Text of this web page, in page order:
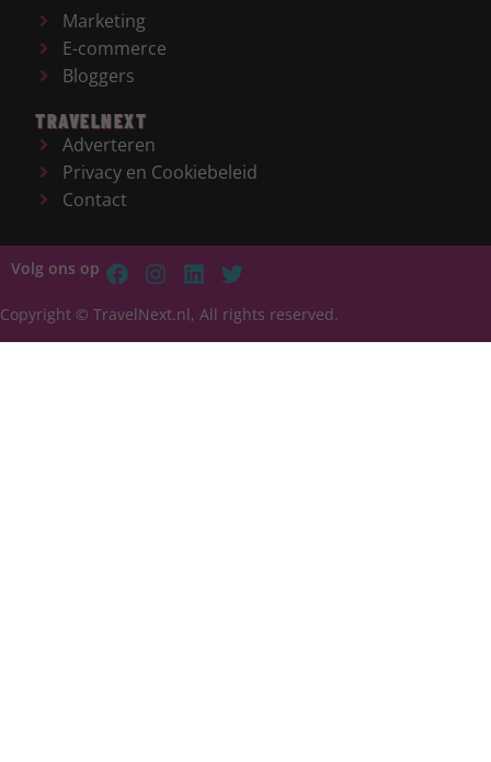
Marketing
E-commerce
Bloggers
TRAVELNEXT
Adverteren
Privacy en Cookiebeleid
Contact
Volg ons op
Copyright © TravelNext.nl, All rights reserved.